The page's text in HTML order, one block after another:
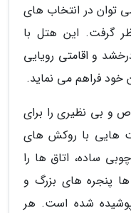
است که می توان در انتخاب های
گرفت. این هتل با
و اقامتی رویایی
خود فراهم می نماید.
و بی نظیری را برای
هایی با روکش های
ساده، اتاق ها را
پنجره های بزرگ و
پوشیده شده است. هر